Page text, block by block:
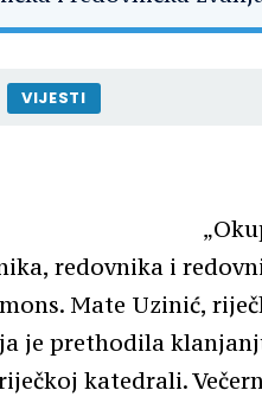
VIJESTI
redovnika i
Mate Uzinić,
je prethodila
katedrali.